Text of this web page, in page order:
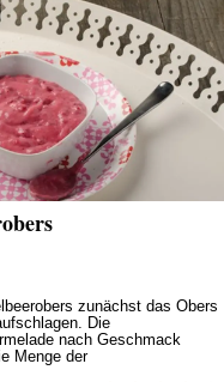
zunächst das Obers
Die
nach Geschmack
Menge der